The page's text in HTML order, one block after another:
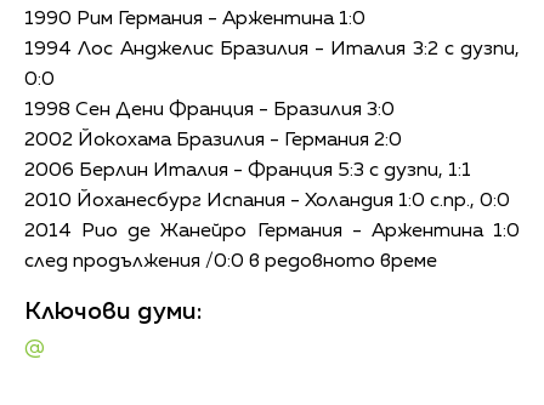
1990 Рим Германия - Аржентина 1:0
1994 Лос Анджелис Бразилия - Италия 3:2 с дузпи,
0:0
1998 Сен Дени Франция - Бразилия 3:0
2002 Йокохама Бразилия - Германия 2:0
2006 Берлин Италия - Франция 5:3 с дузпи, 1:1
2010 Йоханесбург Испания - Холандия 1:0 с.пр., 0:0
2014 Рио де Жанейро Германия - Аржентина 1:0
след продължения /0:0 в редовното време
Ключови думи:
@